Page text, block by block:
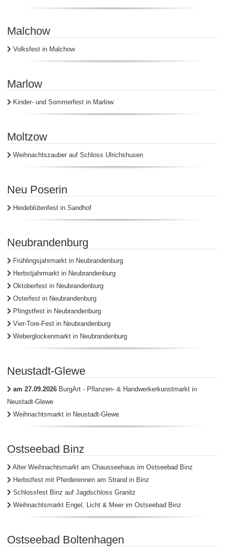
Malchow
Volksfest in Malchow
Marlow
Kinder- und Sommerfest in Marlow
Moltzow
Weihnachtszauber auf Schloss Ulrichshusen
Neu Poserin
Heideblütenfest in Sandhof
Neubrandenburg
Frühlingsjahrmarkt in Neubrandenburg
Herbstjahrmarkt in Neubrandenburg
Oktoberfest in Neubrandenburg
Osterfest in Neubrandenburg
Pfingstfest in Neubrandenburg
Vier-Tore-Fest in Neubrandenburg
Weberglockenmarkt in Neubrandenburg
Neustadt-Glewe
am 27.09.2026 BurgArt - Pflanzen- & Handwerkerkunstmarkt in
Neustadt-Glewe
Weihnachtsmarkt in Neustadt-Glewe
Ostseebad Binz
Alter Weihnachtsmarkt am Chausseehaus im Ostseebad Binz
Herbstfest mit Pferderennen am Strand in Binz
Schlossfest Binz auf Jagdschloss Granitz
Weihnachtsmarkt Engel, Licht & Meer im Ostseebad Binz
Ostseebad Boltenhagen